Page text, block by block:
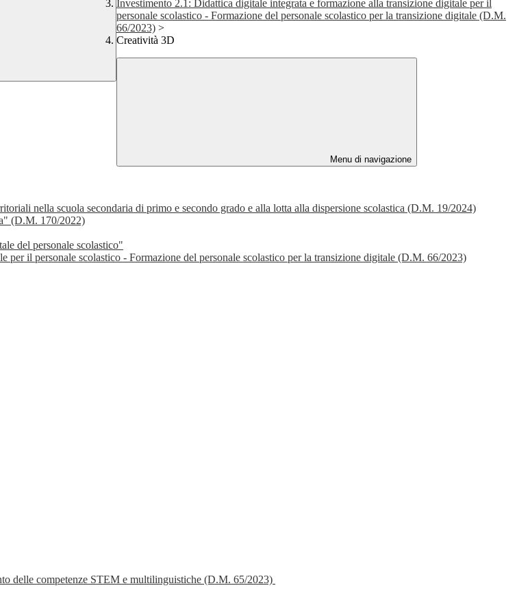
Investimento 2.1: Didattica digitale integrata e formazione alla transizione digitale per il
personale scolastico - Formazione del personale scolastico per la transizione digitale (D.M.
66/2023) >
Creatività 3D
Menu di navigazione
nella scuola secondaria di primo e secondo grado e alla lotta alla dispersione scolastica (D.M. 19/2024)
(D.M. 170/2022)
del personale scolastico"
il personale scolastico - Formazione del personale scolastico per la transizione digitale (D.M. 66/2023)
delle competenze STEM e multilinguistiche (D.M. 65/2023)